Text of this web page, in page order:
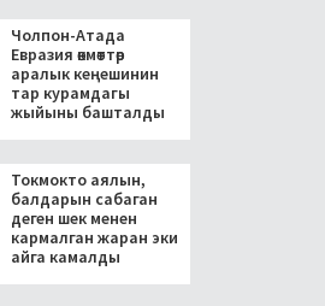
Чолпон-Атада
Евразия өкмөттөр
аралык кеңешинин
тар курамдагы
жыйыны башталды
Токмокто аялын,
балдарын сабаган
деген шек менен
кармалган жаран эки
айга камалды